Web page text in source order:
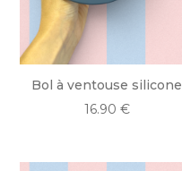
Bol à ventouse silicone
16.90 €